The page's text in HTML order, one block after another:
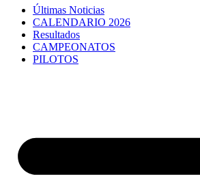
Últimas Noticias
CALENDARIO 2026
Resultados
CAMPEONATOS
PILOTOS